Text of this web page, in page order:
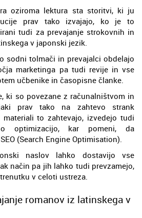
oziroma lektura sta storitvi, ki ju
prav tako izvajajo, ko je to
tudi za prevajanje strokovnih in
v japonski jezik.
sodni tolmači in prevajalci obdelajo
marketinga pa tudi revije in vse
učbenike in časopisne članke.
ki so povezane z računalništvom in
prav tako na zahtevo strank
to zahtevajo, izvedejo tudi
optimizacijo, kar pomeni, da
(Search Engine Optimisation).
naslov lahko dostavijo vse
način pa jih lahko tudi prevzamejo,
v celoti ustreza.
romanov iz latinskega v